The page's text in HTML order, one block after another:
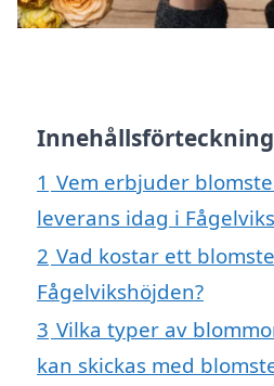
Innehållsförteckning
1 Vem erbjuder
leverans idag i
2 Vad kostar ett
Fågelvikshöjden?
3 Vilka typer av
kan skickas med